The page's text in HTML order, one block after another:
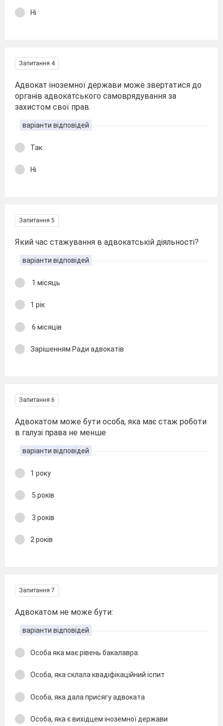
Ні
Запитання 4
Адвокат іноземної держави може звертатися до
органів адвокатського самоврядування за
захистом свої прав.
варіанти відповідей
Так
Ні
Запитання 5
Який час стажування в адвокатській діяльності?
варіанти відповідей
1 місяць
1 рік
6 місяців
Зарішенням Ради адвокатів
Запитання 6
Адвокатом може бути особа, яка має стаж роботи
в галузі права не менше
варіанти відповідей
1 року
5 років
3 років
2 років
Запитання 7
Адвокатом не може бути:
варіанти відповідей
Особа яка має рівень бакалавра
Особа, яка склала квадіфікаційний іспит
Особа, яка дала присягу адвоката
Особа, яка є вихідцем іноземної держави